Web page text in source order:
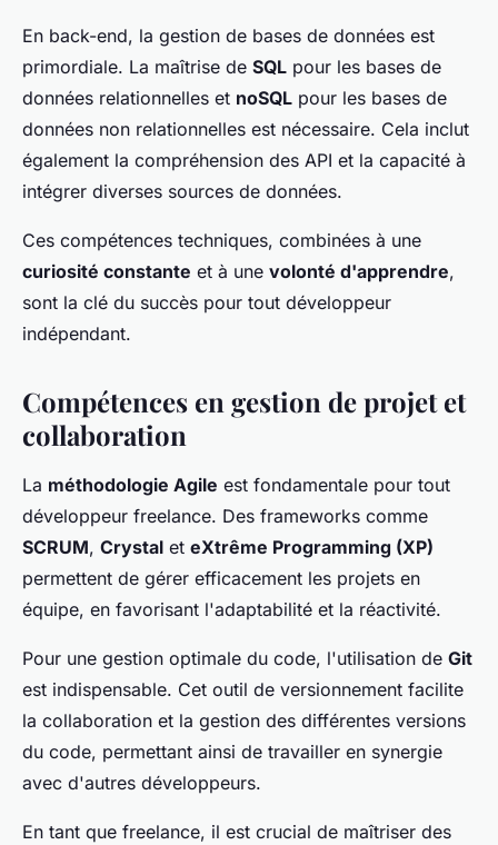
En back-end, la gestion de bases de données est
primordiale. La maîtrise de SQL pour les bases de
données relationnelles et noSQL pour les bases de
données non relationnelles est nécessaire. Cela inclut
également la compréhension des API et la capacité à
intégrer diverses sources de données.
Ces compétences techniques, combinées à une
curiosité constante et à une volonté d'apprendre,
sont la clé du succès pour tout développeur
indépendant.
Compétences en gestion de projet et
collaboration
La méthodologie Agile est fondamentale pour tout
développeur freelance. Des frameworks comme
SCRUM, Crystal et eXtrême Programming (XP)
permettent de gérer efficacement les projets en
équipe, en favorisant l'adaptabilité et la réactivité.
Pour une gestion optimale du code, l'utilisation de Git
est indispensable. Cet outil de versionnement facilite
la collaboration et la gestion des différentes versions
du code, permettant ainsi de travailler en synergie
avec d'autres développeurs.
En tant que freelance, il est crucial de maîtriser des